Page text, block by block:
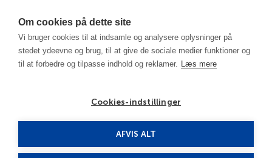
Om cookies på dette site
Vi bruger cookies til at indsamle og analysere oplysninger på
stedet ydeevne og brug, til at give de sociale medier funktioner og
til at forbedre og tilpasse indhold og reklamer. Læs mere
Cookies-indstillinger
AFVIS ALT
Long Beach - WA